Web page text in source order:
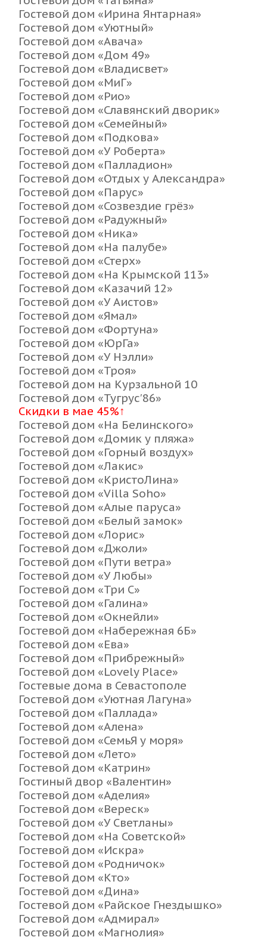
Гостевой дом «Ирина Янтарная»
Гостевой дом «Уютный»
Гостевой дом «Авача»
Гостевой дом «Дом 49»
Гостевой дом «Владисвет»
Гостевой дом «МиГ»
Гостевой дом «Рио»
Гостевой дом «Славянский дворик»
Гостевой дом «Семейный»
Гостевой дом «Подкова»
Гостевой дом «У Роберта»
Гостевой дом «Палладион»
Гостевой дом «Отдых у Александра»
Гостевой дом «Парус»
Гостевой дом «Созвездие грёз»
Гостевой дом «Радужный»
Гостевой дом «Ника»
Гостевой дом «На палубе»
Гостевой дом «Стерх»
Гостевой дом «На Крымской 113»
Гостевой дом «Казачий 12»
Гостевой дом «У Аистов»
Гостевой дом «Ямал»
Гостевой дом «Фортуна»
Гостевой дом «ЮрГа»
Гостевой дом «У Нэлли»
Гостевой дом «Троя»
Гостевой дом на Курзальной 10
Гостевой дом «Тугрус′86»
Скидки в мае 45%↑
Гостевой дом «На Белинского»
Гостевой дом «Домик у пляжа»
Гостевой дом «Горный воздух»
Гостевой дом «Лакис»
Гостевой дом «КристоЛина»
Гостевой дом «Villa Soho»
Гостевой дом «Алые паруса»
Гостевой дом «Белый замок»
Гостевой дом «Лорис»
Гостевой дом «Джоли»
Гостевой дом «Пути ветра»
Гостевой дом «У Любы»
Гостевой дом «Три С»
Гостевой дом «Галина»
Гостевой дом «Окнейли»
Гостевой дом «Набережная 6Б»
Гостевой дом «Ева»
Гостевой дом «Прибрежный»
Гостевой дом «Lovely Place»
Гостевые дома в Севастополе
Гостевой дом «Уютная Лагуна»
Гостевой дом «Паллада»
Гостевой дом «Алена»
Гостевой дом «СемьЯ у моря»
Гостевой дом «Лето»
Гостевой дом «Катрин»
Гостиный двор «Валентин»
Гостевой дом «Аделия»
Гостевой дом «Вереск»
Гостевой дом «У Светланы»
Гостевой дом «На Советской»
Гостевой дом «Искра»
Гостевой дом «Родничок»
Гостевой дом «Кто»
Гостевой дом «Дина»
Гостевой дом «Райское Гнездышко»
Гостевой дом «Адмирал»
Гостевой дом «Магнолия»